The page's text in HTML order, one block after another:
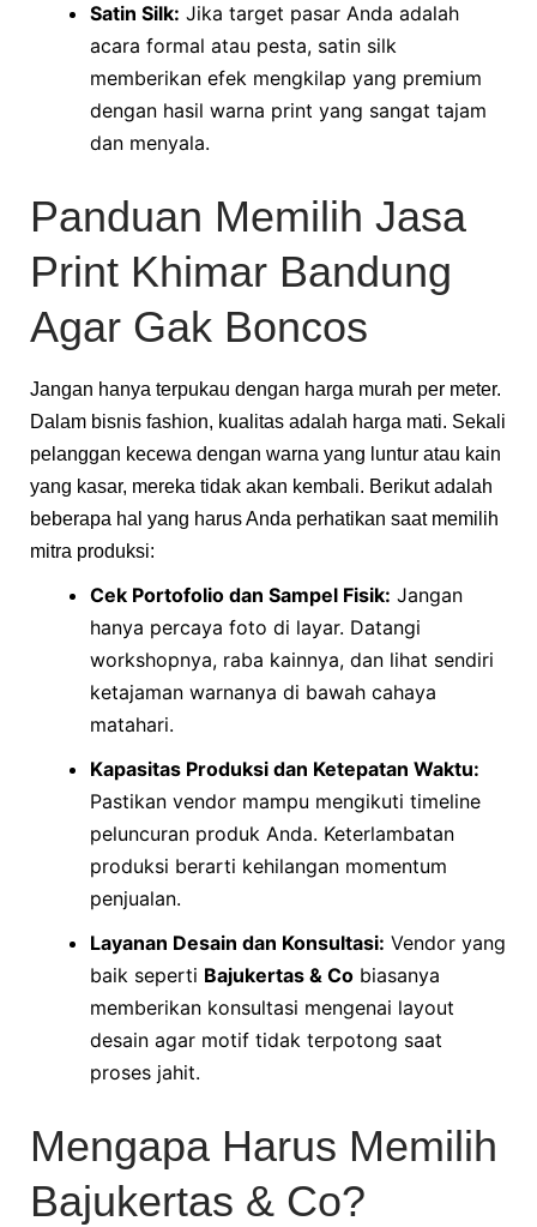
Satin Silk: Jika target pasar Anda adalah
acara formal atau pesta, satin silk
memberikan efek mengkilap yang premium
dengan hasil warna print yang sangat tajam
dan menyala.
Panduan Memilih Jasa
Print Khimar Bandung
Agar Gak Boncos
Jangan hanya terpukau dengan harga murah per meter.
Dalam bisnis fashion, kualitas adalah harga mati. Sekali
pelanggan kecewa dengan warna yang luntur atau kain
yang kasar, mereka tidak akan kembali. Berikut adalah
beberapa hal yang harus Anda perhatikan saat memilih
mitra produksi:
Cek Portofolio dan Sampel Fisik: Jangan
hanya percaya foto di layar. Datangi
workshopnya, raba kainnya, dan lihat sendiri
ketajaman warnanya di bawah cahaya
matahari.
Kapasitas Produksi dan Ketepatan Waktu:
Pastikan vendor mampu mengikuti timeline
peluncuran produk Anda. Keterlambatan
produksi berarti kehilangan momentum
penjualan.
Layanan Desain dan Konsultasi: Vendor yang
baik seperti Bajukertas & Co biasanya
memberikan konsultasi mengenai layout
desain agar motif tidak terpotong saat
proses jahit.
Mengapa Harus Memilih
Bajukertas & Co?